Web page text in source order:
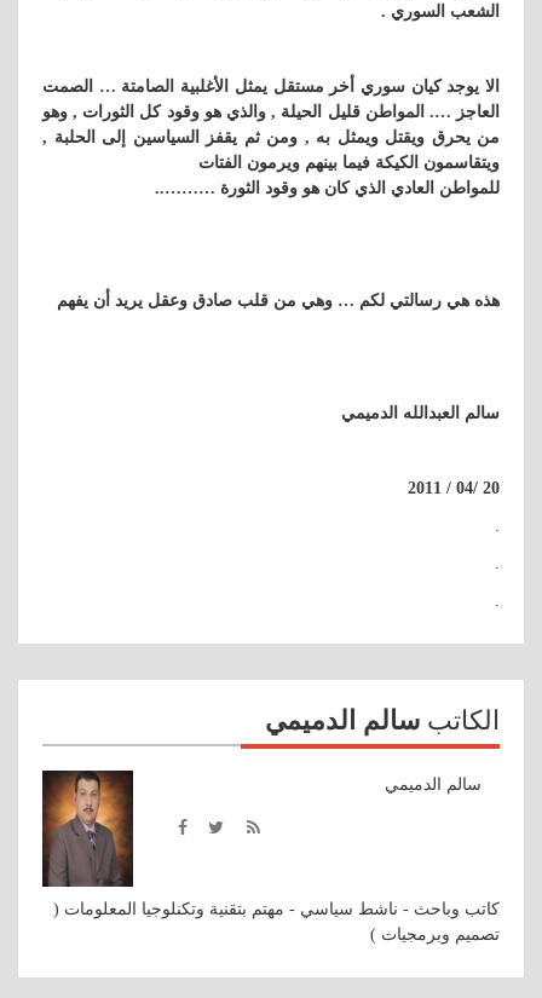
الشعب السوري .
الا يوجد كيان سوري أخر مستقل يمثل الأغلبية الصامتة … الصمت
العاجز …. المواطن قليل الحيلة , والذي هو وقود كل الثورات , وهو
من يحرق ويقتل ويمثل به , ومن ثم يقفز السياسين إلى الحلبة ,
ويتقاسمون الكيكة فيما بينهم ويرمون الفتات
للمواطن العادي الذي كان هو وقود الثورة ………..
هذه هي رسالتي لكم … وهي من قلب صادق وعقل يريد أن يفهم
سالم العبدالله الدميمي
20 /04 / 2011
الكاتب سالم الدميمي
سالم الدميمي
كاتب وباحث - ناشط سياسي - مهتم بتقنية وتكنلوجيا المعلومات (
تصميم وبرمجيات )